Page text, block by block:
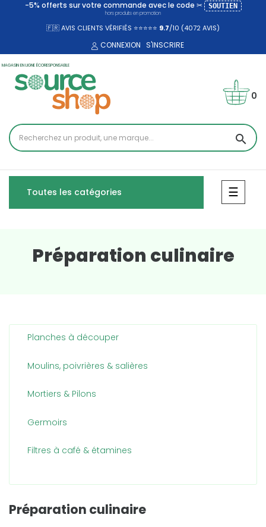
-5% offerts sur votre commande avec le code ✂ SOUTIEN
hors produits en promotion
🇫🇷 AVIS CLIENTS VÉRIFIÉS ⭐⭐⭐⭐⭐ 9.7/10 (4072AVIS)
CONNEXION S'INSCRIRE
MAGASIN EN LIGNE ÉCORESPONSABLE
search
0
Toutes les catégories ☰
Préparation culinaire
Planches à découper
Moulins, poivrières & salières
Mortiers & Pilons
Germoirs
Filtres à café & étamines
Préparation culinaire